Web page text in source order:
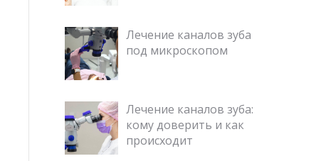
Лечение каналов зуба
под микроскопом
Лечение каналов зуба:
кому доверить и как
происходит